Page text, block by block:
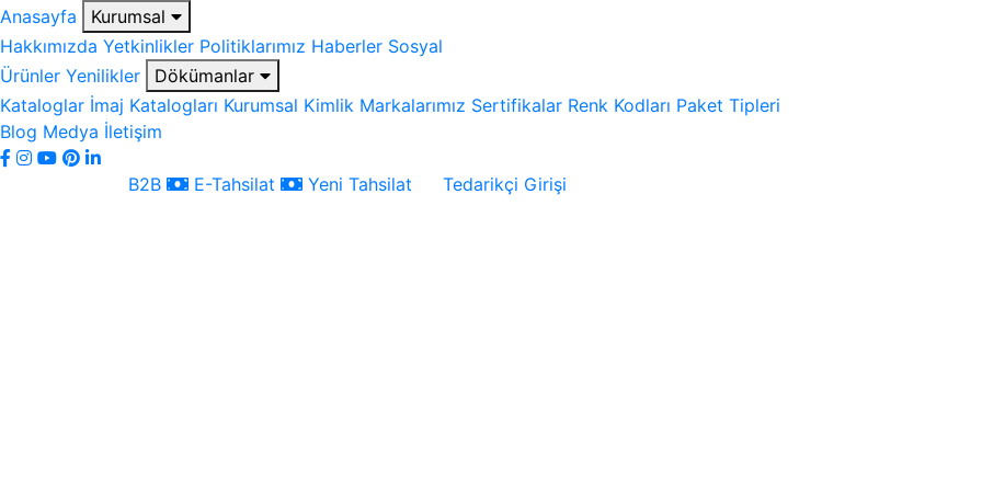
Anasayfa
Kurumsal
Hakkımızda Yetkinlikler Politiklarımız Haberler Sosyal
Ürünler Yenilikler
Dökümanlar
Kataloglar İmaj Katalogları Kurumsal Kimlik Markalarımız Sertifikalar Renk Kodları Paket Tipleri
Blog Medya İletişim
B2B E-Tahsilat Yeni Tahsilat Tedarikçi Girişi